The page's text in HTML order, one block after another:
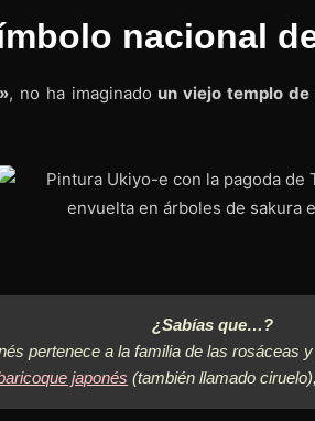
nacional
, no ha imaginado un viejo templo
¿Sabías que…?
pertenece a la familia de las rosáceas
japonés (también llamado